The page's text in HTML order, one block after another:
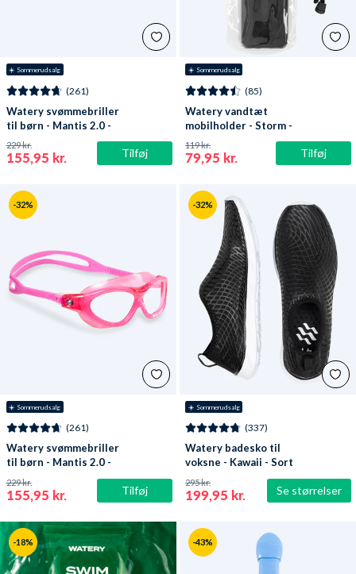
☀️ Sommerudsalg
Tilføj
(261)
Watery svømmebriller
til børn - Mantis 2.0 -
Atlantic Blå/klar
155,95 kr.
229 kr.
☀️ Sommerudsalg
Tilføj
(85)
Watery vandtæt
mobilholder - Storm -
Sort
79,95 kr.
119 kr.
-32%
☀️ Sommerudsalg
Tilføj
(261)
Watery svømmebriller
til børn - Mantis 2.0 -
Atlantic Pink/klar
155,95 kr.
229 kr.
-32%
☀️ Sommerudsalg
Se størrelser
(337)
Watery badesko til
voksne - Kawaii - Sort
199,95 kr.
295 kr.
-18% -43%